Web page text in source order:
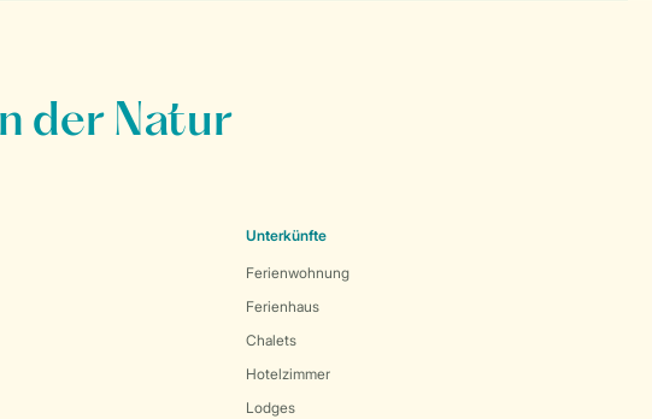
der Natur
Unterkünfte
Ferienwohnung
Ferienhaus
Chalets
Hotelzimmer
Lodges